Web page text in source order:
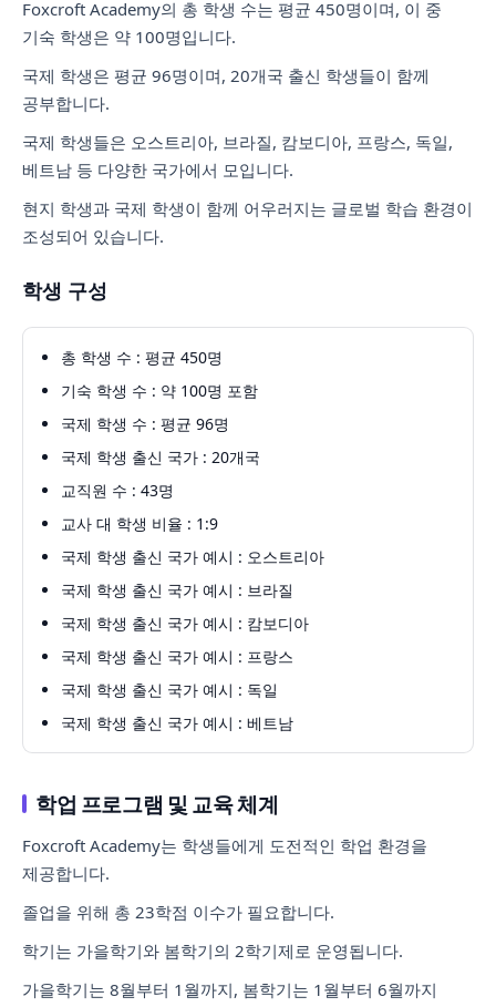
Foxcroft Academy의 총 학생 수는 평균 450명이며, 이 중
기숙 학생은 약 100명입니다.
국제 학생은 평균 96명이며, 20개국 출신 학생들이 함께
공부합니다.
국제 학생들은 오스트리아, 브라질, 캄보디아, 프랑스, 독일,
베트남 등 다양한 국가에서 모입니다.
현지 학생과 국제 학생이 함께 어우러지는 글로벌 학습 환경이
조성되어 있습니다.
학생 구성
총 학생 수 : 평균 450명
기숙 학생 수 : 약 100명 포함
국제 학생 수 : 평균 96명
국제 학생 출신 국가 : 20개국
교직원 수 : 43명
교사 대 학생 비율 : 1:9
국제 학생 출신 국가 예시 : 오스트리아
국제 학생 출신 국가 예시 : 브라질
국제 학생 출신 국가 예시 : 캄보디아
국제 학생 출신 국가 예시 : 프랑스
국제 학생 출신 국가 예시 : 독일
국제 학생 출신 국가 예시 : 베트남
학업 프로그램 및 교육 체계
Foxcroft Academy는 학생들에게 도전적인 학업 환경을
제공합니다.
졸업을 위해 총 23학점 이수가 필요합니다.
학기는 가을학기와 봄학기의 2학기제로 운영됩니다.
가을학기는 8월부터 1월까지, 봄학기는 1월부터 6월까지